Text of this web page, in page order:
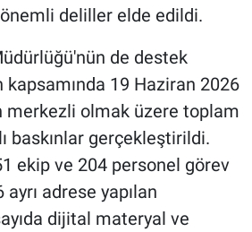
deliller elde edildi.
de destek
19 Haziran 2026
merkezli olmak üzere toplam
baskınlar gerçekleştirildi.
ekip ve 204 personel görev
adrese yapılan
dijital materyal ve